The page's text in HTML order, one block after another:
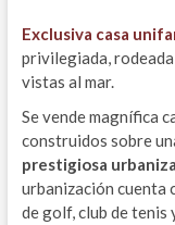
Exclusiva casa
privilegiada,
vistas al mar.
Se vende magnífica
construidos sobre
prestigiosa
urbanización cuenta
de golf, club de tenis